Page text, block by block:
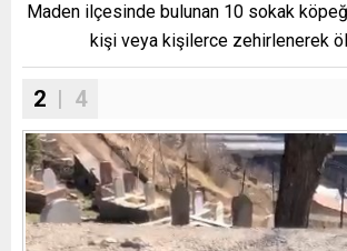
Maden ilçesinde bulunan 10 sokak
kişi veya kişilerce zehirlenerek
2 | 4